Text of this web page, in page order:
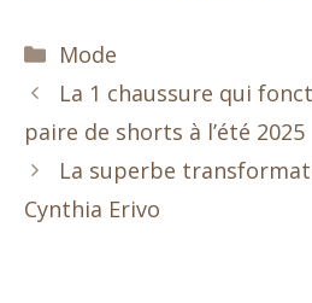
Catégories
Mode
La 1 chaussure qui
paire de shorts à l’été 2025
La superbe
Cynthia Erivo